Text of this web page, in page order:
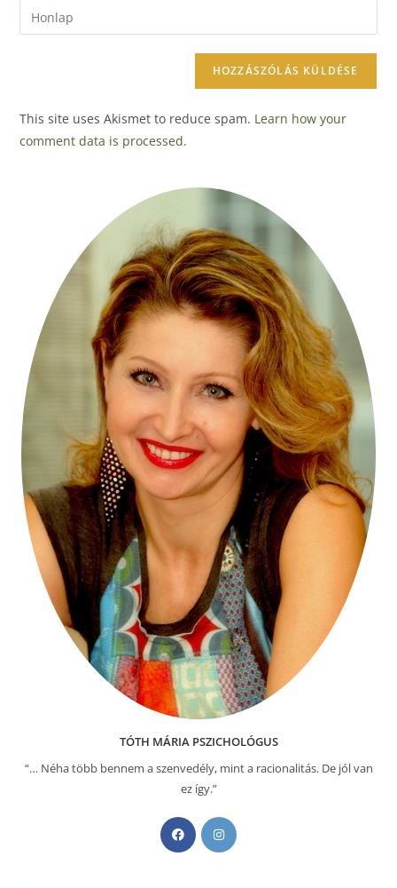
This site uses Akismet to reduce spam. Learn how your
comment data is processed.
TÓTH MÁRIA PSZICHOLÓGUS
“… Néha több bennem a szenvedély, mint a racionalitás. De jól van
ez így.”